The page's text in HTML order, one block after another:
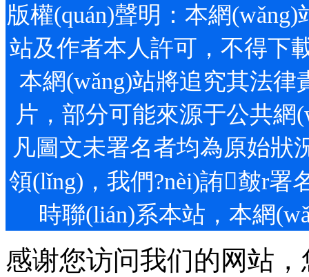
版權(quán)聲明：本網
站及作者本人許可，不得下
本網(wǎng)站將追究其法律
片，部分可能來源于公共
凡圖文未署名者均為原始狀
領(lǐng)，我們?nèi)詴皶r
時聯(lián)系本站，本網
感谢您访问我们的网站